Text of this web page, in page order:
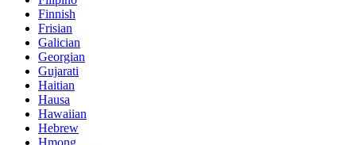
Finnish
Frisian
Galician
Georgian
Gujarati
Haitian
Hausa
Hawaiian
Hebrew
Hmong